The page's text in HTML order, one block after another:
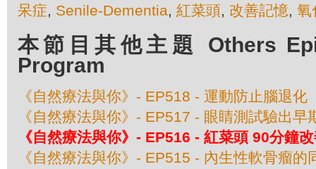
呆症, Senile-Dementia, 紅菜頭, 改善記憶, 氧
本節目其他主題 Others
Program
《自然療法與你》- EP518 - 運動防止腦退化
《自然療法與你》- EP517 - 眼睛測試驗出早
《自然療法與你》- EP516 - 紅菜頭 90分鐘
《自然療法與你》- EP515 - 內生性軟骨瘤的